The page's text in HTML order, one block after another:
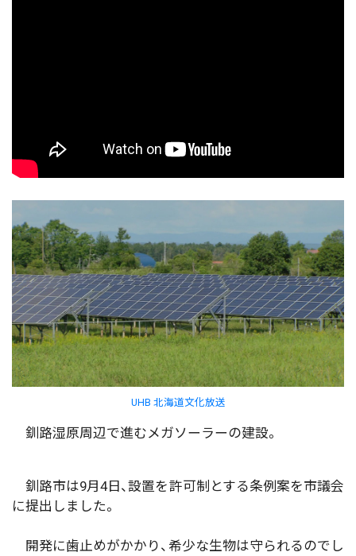
UHB 北海道文化放送
釧路湿原周辺で進むメガソーラーの建設。
釧路市は9月4日、設置を許可制とする条例案を市議会
に提出しました。
開発に歯止めがかかり、希少な生物は守られるのでし